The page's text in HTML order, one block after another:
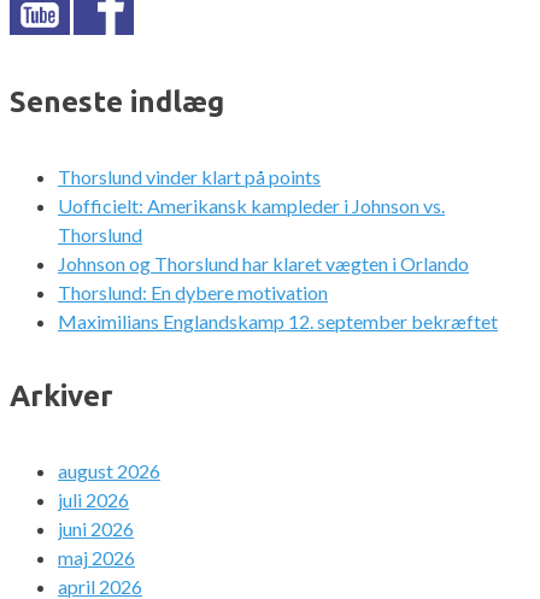
Seneste indlæg
Thorslund vinder klart på points
Uofficielt: Amerikansk kampleder i Johnson vs.
Thorslund
Johnson og Thorslund har klaret vægten i Orlando
Thorslund: En dybere motivation
Maximilians Englandskamp 12. september bekræftet
Arkiver
august 2026
juli 2026
juni 2026
maj 2026
april 2026